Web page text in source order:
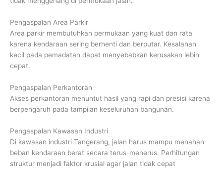
Pengaspalan Area Parkir
Area parkir membutuhkan permukaan yang kuat dan rata
karena kendaraan sering berhenti dan berputar. Kesalahan
kecil pada pemadatan dapat menyebabkan kerusakan lebih
cepat.
Pengaspalan Perkantoran
Akses perkantoran menuntut hasil yang rapi dan presisi karena
berpengaruh pada tampilan keseluruhan bangunan.
Pengaspalan Kawasan Industri
Di kawasan industri Tangerang, jalan harus mampu menahan
beban kendaraan berat secara terus-menerus. Perhitungan
struktur menjadi faktor krusial agar jalan tidak cepat